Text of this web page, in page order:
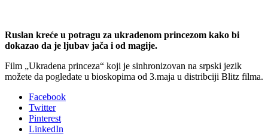
Ruslan kreće u potragu za ukradenom princezom kako bi
dokazao da je ljubav jača i od magije.
Film „Ukradena princeza“ koji je sinhronizovan na srpski jezik
možete da pogledate u bioskopima od 3.maja u distribciji Blitz filma.
Facebook
Twitter
Pinterest
LinkedIn